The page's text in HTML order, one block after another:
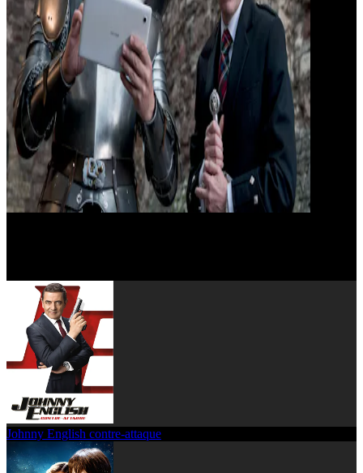
Johnny English contre-attaque